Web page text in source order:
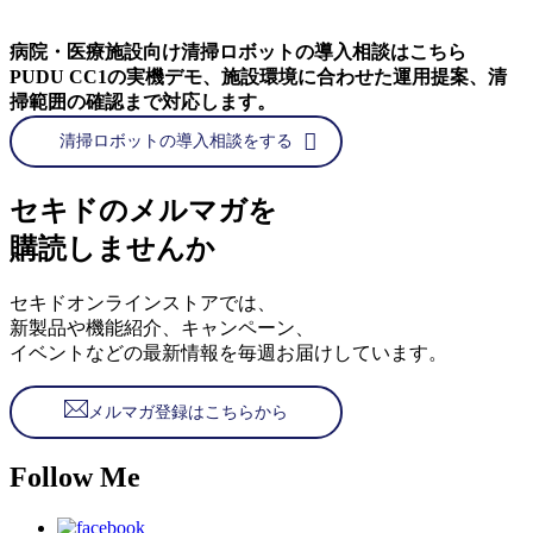
病院・医療施設向け清掃ロボットの導入相談はこちら
PUDU CC1の実機デモ、施設環境に合わせた運用提案、清
掃範囲の確認まで対応します。
清掃ロボットの導入相談をする
セキドのメルマガを
購読しませんか
セキドオンラインストアでは、
新製品や機能紹介、キャンペーン、
イベントなどの最新情報を毎週お届けしています。
メルマガ登録はこちらから
Follow Me